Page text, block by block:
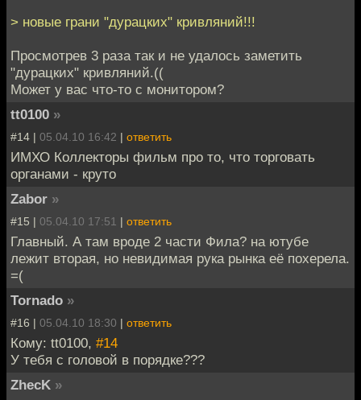
> новые грани "дурацких" кривляний!!!
Просмотрев 3 раза так и не удалось заметить
"дурацких" кривляний.((
Может у вас что-то с монитором?
tt0100 »
#14 | 05.04.10 16:42 | ответить
ИМХО Коллекторы фильм про то, что торговать
органами - круто
Zabor »
#15 | 05.04.10 17:51 | ответить
Главный. А там вроде 2 части Фила? на ютубе
лежит вторая, но невидимая рука рынка её похерела.
=(
Tornado »
#16 | 05.04.10 18:30 | ответить
Кому: tt0100, #14
У тебя с головой в порядке???
ZhecK »